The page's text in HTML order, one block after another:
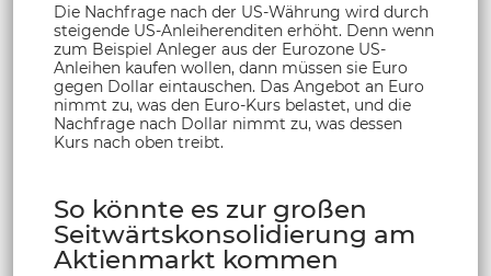
Die Nachfrage nach der US-Währung wird durch
steigende US-Anleiherenditen erhöht. Denn wenn
zum Beispiel Anleger aus der Eurozone US-
Anleihen kaufen wollen, dann müssen sie Euro
gegen Dollar eintauschen. Das Angebot an Euro
nimmt zu, was den Euro-Kurs belastet, und die
Nachfrage nach Dollar nimmt zu, was dessen
Kurs nach oben treibt.
So könnte es zur großen
Seitwärtskonsolidierung am
Aktienmarkt kommen